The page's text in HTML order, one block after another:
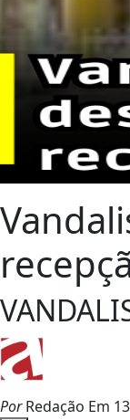
PorRedação Em